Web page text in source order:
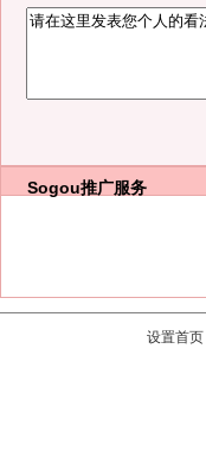
Sogou推广服务
设置首页